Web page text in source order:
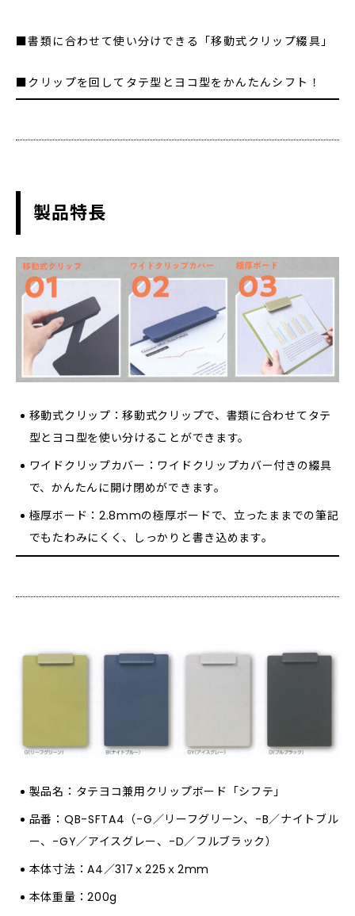
■書類に合わせて使い分けできる「移動式クリップ綴具」
■クリップを回してタテ型とヨコ型をかんたんシフト！
製品特長
移動式クリップ：移動式クリップで、書類に合わせてタテ
型とヨコ型を使い分けることができます。
ワイドクリップカバー：ワイドクリップカバー付きの綴具
で、かんたんに開け閉めができます。
極厚ボード：2.8mmの極厚ボードで、立ったままでの筆記
でもたわみにくく、しっかりと書き込めます。
製品名：タテヨコ兼用クリップボード「シフテ」
品番：QB-SFTA4（-G／リーフグリーン、-B／ナイトブル
ー、-GY／アイスグレー、-D／フルブラック）
本体寸法：A4／317ｘ225ｘ2mm
本体重量：200g